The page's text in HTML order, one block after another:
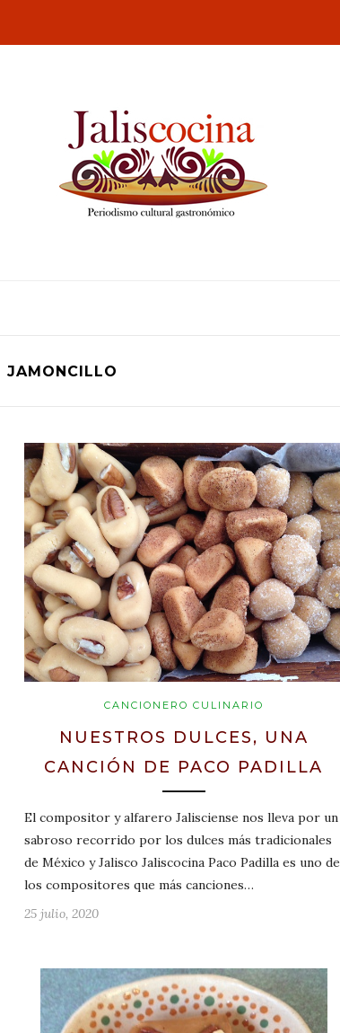
JAMONCILLO
CANCIONERO CULINARIO
NUESTROS DULCES, UNA
CANCIÓN DE PACO PADILLA
El compositor y alfarero Jalisciense nos lleva por un
sabroso recorrido por los dulces más tradicionales
de México y Jalisco Jaliscocina Paco Padilla es uno de
los compositores que más canciones…
25 julio, 2020